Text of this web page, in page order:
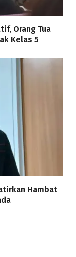
Orang Tua
Kelas 5
Hambat